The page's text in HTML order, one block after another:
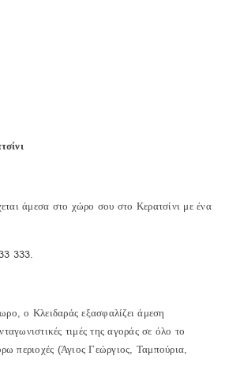
άμεσα στο χώρο σου στο Κερατσίνι με ένα
333.
ο Κλειδαράς εξασφαλίζει άμεση
τιμές της αγοράς σε όλο το
περιοχές (Άγιος Γεώργιος, Ταμπούρια,